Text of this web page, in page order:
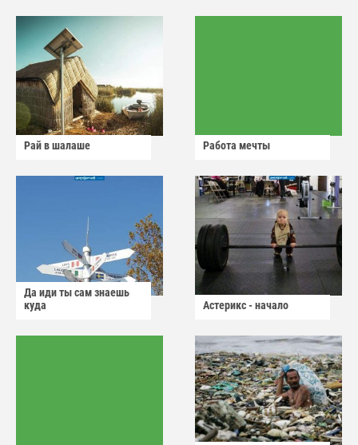
Рай в шалаше Работа мечты
Да иди ты сам знаешь
куда
Астерикс - начало